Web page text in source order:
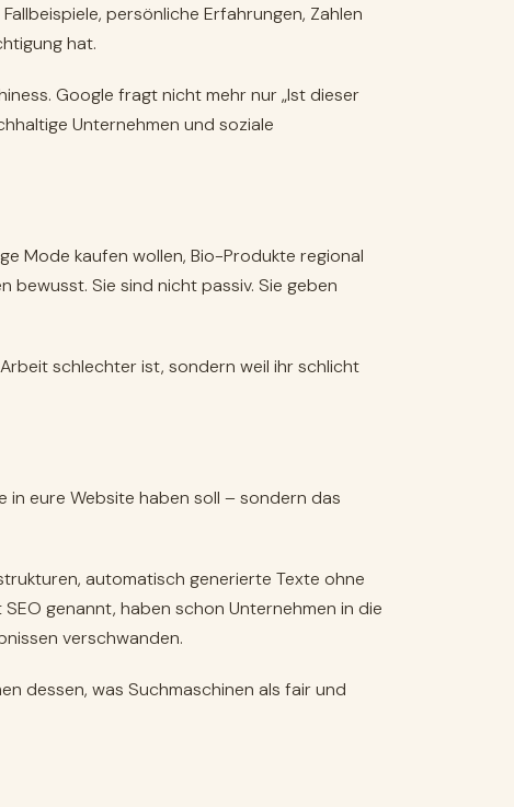
persönliche Erfahrungen, Zahlen
hat.
Google fragt nicht mehr nur „Ist dieser
Unternehmen und soziale
Mode kaufen wollen, Bio-Produkte regional
Sie sind nicht passiv. Sie geben
schlechter ist, sondern weil ihr schlicht
in eure Website haben soll – sondern das
automatisch generierte Texte ohne
genannt, haben schon Unternehmen in die
verschwanden.
dessen, was Suchmaschinen als fair und